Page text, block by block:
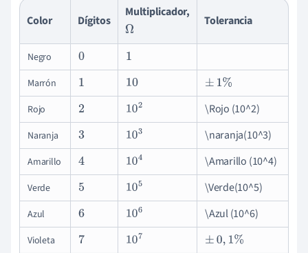
Color Dígitos
Multiplicador,
Ω
Tolerancia
Negro 0 1
Marrón 1 10 ±1 %
Rojo 2 102 \Rojo (10^2)
Naranja 3 103 \naranja(10^3)
Amarillo 4 104 \Amarillo (10^4)
Verde 5 105 \Verde(10^5)
Azul 6 106 \Azul (10^6)
Violeta 7 107 ±0,1%